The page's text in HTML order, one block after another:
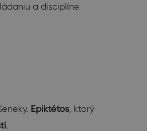
a disciplíne
Epiktétos, ktorý
.